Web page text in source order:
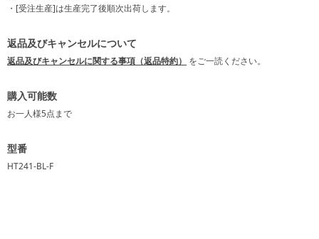
・[受注生産]は生産完了後順次出荷します。
返品及びキャンセルについて
返品及びキャンセルに関する事項（返品特約） をご一読ください。
購入可能数
お一人様5点まで
型番
HT241-BL-F